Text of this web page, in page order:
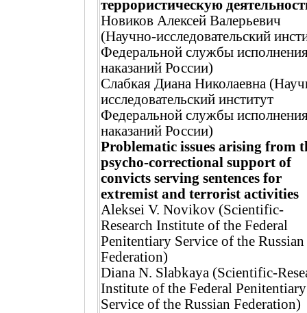
террористическую
Новиков Алексей Валерьевич
(Научно-исследовательский
Федеральной службы
наказаний России)
Слабкая Диана Николаевна
исследовательский институт
Федеральной службы
наказаний России)
Problematic issues arising from
psycho-correctional support of
convicts serving sentences for
extremist and terrorist activities
Aleksei V. Novikov (Scientific-
Research Institute of the Federal
Penitentiary Service of the Russian
Federation)
Diana N. Slabkaya (Scientific-
Institute of the Federal Penitentiary
Service of the Russian Federation)